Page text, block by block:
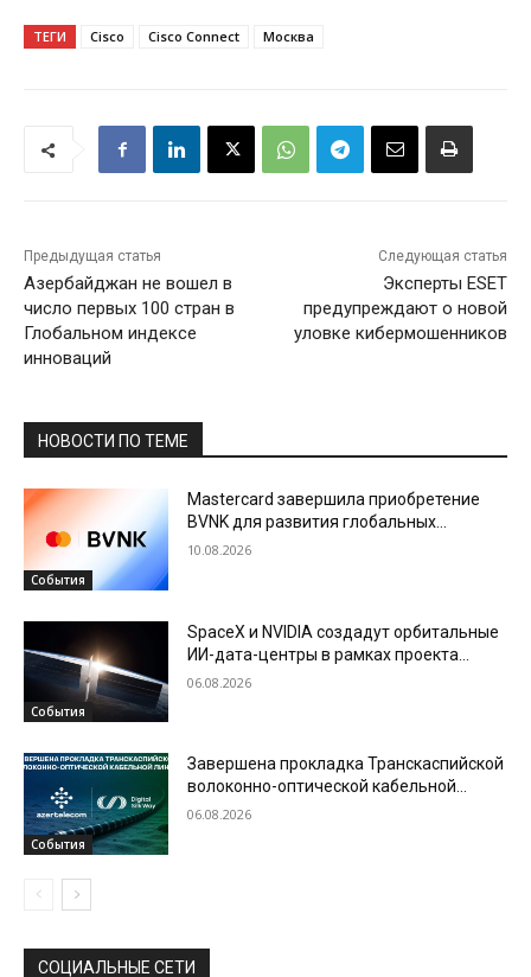
ТЕГИ Cisco Cisco Connect Москва
Предыдущая статья
Азербайджан не вошел в
число первых 100 стран в
Глобальном индексе
инноваций
Следующая статья
Эксперты ESET
предупреждают о новой
уловке кибермошенников
НОВОСТИ ПО ТЕМЕ
События
Mastercard завершила приобретение
BVNK для развития глобальных
возможностей в сфере стейблкоинов
10.08.2026
События
SpaceX и NVIDIA создадут орбитальные
ИИ-дата-центры в рамках проекта
Starmind
06.08.2026
События
Завершена прокладка Транскаспийской
волоконно-оптической кабельной
линии по дну Каспийского моря
06.08.2026
СОЦИАЛЬНЫЕ СЕТИ